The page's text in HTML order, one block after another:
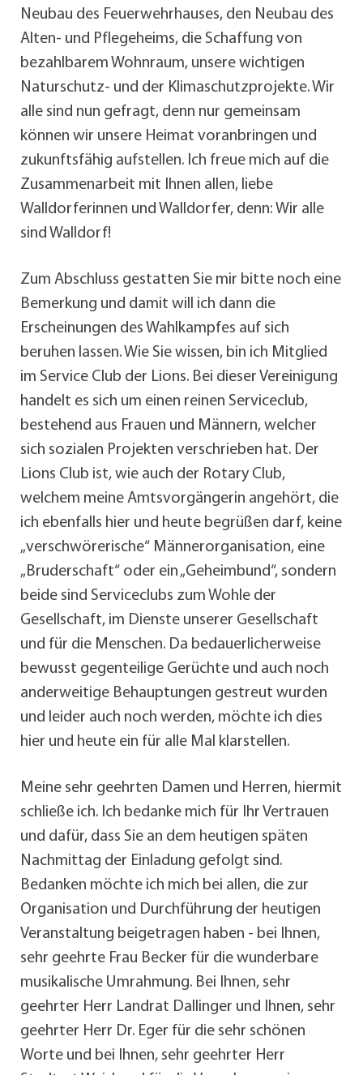
Neubau des Feuerwehrhauses, den Neubau des
Alten- und Pflegeheims, die Schaffung von
bezahlbarem Wohnraum, unsere wichtigen
Naturschutz- und der Klimaschutzprojekte. Wir
alle sind nun gefragt, denn nur gemeinsam
können wir unsere Heimat voranbringen und
zukunftsfähig aufstellen. Ich freue mich auf die
Zusammenarbeit mit Ihnen allen, liebe
Walldorferinnen und Walldorfer, denn: Wir alle
sind Walldorf!
Zum Abschluss gestatten Sie mir bitte noch eine
Bemerkung und damit will ich dann die
Erscheinungen des Wahlkampfes auf sich
beruhen lassen. Wie Sie wissen, bin ich Mitglied
im Service Club der Lions. Bei dieser Vereinigung
handelt es sich um einen reinen Serviceclub,
bestehend aus Frauen und Männern, welcher
sich sozialen Projekten verschrieben hat. Der
Lions Club ist, wie auch der Rotary Club,
welchem meine Amtsvorgängerin angehört, die
ich ebenfalls hier und heute begrüßen darf, keine
„verschwörerische“ Männerorganisation, eine
„Bruderschaft“ oder ein „Geheimbund“, sondern
beide sind Serviceclubs zum Wohle der
Gesellschaft, im Dienste unserer Gesellschaft
und für die Menschen. Da bedauerlicherweise
bewusst gegenteilige Gerüchte und auch noch
anderweitige Behauptungen gestreut wurden
und leider auch noch werden, möchte ich dies
hier und heute ein für alle Mal klarstellen.
Meine sehr geehrten Damen und Herren, hiermit
schließe ich. Ich bedanke mich für Ihr Vertrauen
und dafür, dass Sie an dem heutigen späten
Nachmittag der Einladung gefolgt sind.
Bedanken möchte ich mich bei allen, die zur
Organisation und Durchführung der heutigen
Veranstaltung beigetragen haben - bei Ihnen,
sehr geehrte Frau Becker für die wunderbare
musikalische Umrahmung. Bei Ihnen, sehr
geehrter Herr Landrat Dallinger und Ihnen, sehr
geehrter Herr Dr. Eger für die sehr schönen
Worte und bei Ihnen, sehr geehrter Herr